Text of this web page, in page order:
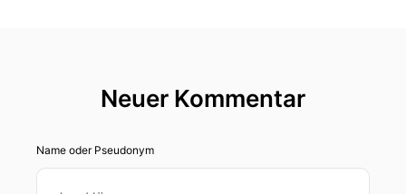
Neuer Kommentar
Name oder Pseudonym